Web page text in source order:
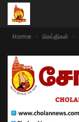
Home செய்திகள்